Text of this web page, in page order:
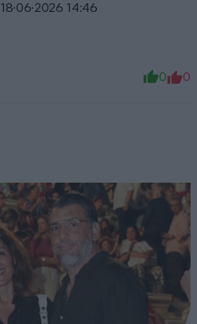
18·06·2026 14:46
0 0